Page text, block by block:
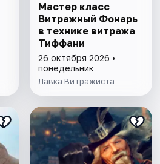
Мастер класс
Витражный Фонарь
в технике витража
Тиффани
26 октября 2026 •
понедельник
Лавка Витражиста